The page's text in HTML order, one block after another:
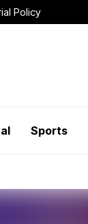
Policy
Sports